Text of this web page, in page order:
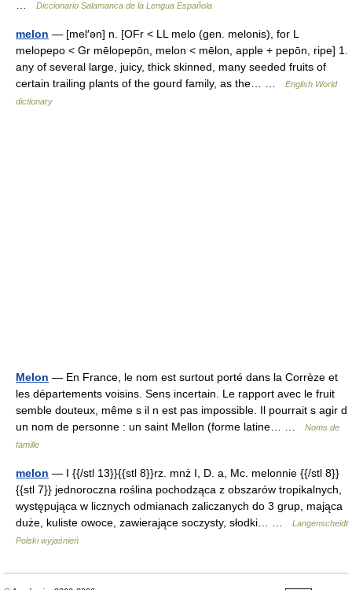
Diccionario Salamanca de la Lengua Española
melon — [mel′ən] n. [OFr < LL melo (gen. melonis), for L
melopepo < Gr mēlopepōn, melon < mēlon, apple + pepōn, ripe] 1.
any of several large, juicy, thick skinned, many seeded fruits of
certain trailing plants of the gourd family, as the… …
English World
dictionary
Melon — En France, le nom est surtout porté dans la Corrèze et
les départements voisins. Sens incertain. Le rapport avec le fruit
semble douteux, même s il n est pas impossible. Il pourrait s agir d
un nom de personne : un saint Mellon (forme latine… …
Noms de
famille
melon — I {{/stl 13}}{{stl 8}}rz. mnż I, D. a, Mc. melonnie {{/stl 8}}
{{stl 7}} jednoroczna roślina pochodząca z obszarów tropikalnych,
występująca w licznych odmianach zaliczanych do 3 grup, mająca
duże, kuliste owoce, zawierające soczysty, słodki… …
Langenscheidt
Polski wyjaśnień